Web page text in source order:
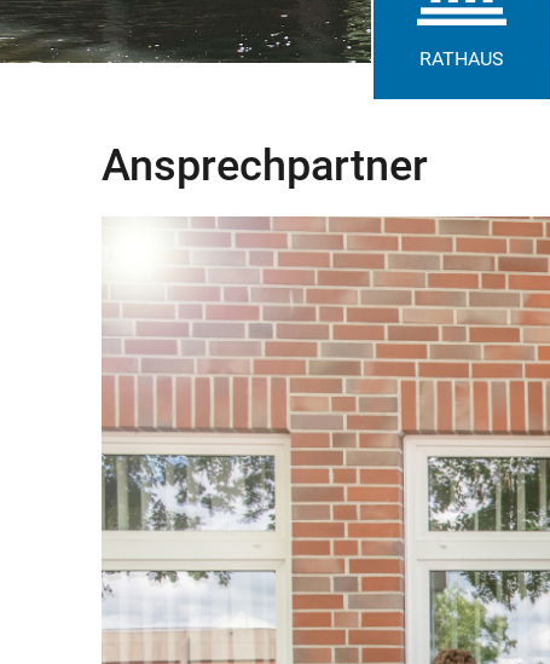
RATHAUS
Ansprechpartner